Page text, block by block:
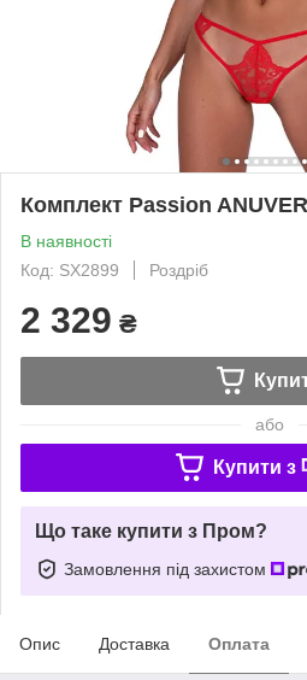
Комплект Passion
В наявності
Код: SX2899
Роздріб
2 329 ₴
або
Купити з
Що таке купити з Пром?
Замовлення під захистом
Опис Доставка Оплата